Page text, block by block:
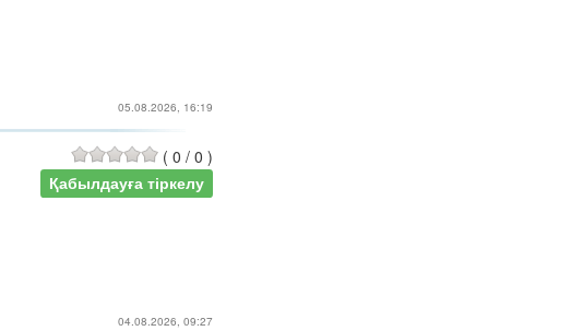
05.08.2026, 16:19
( 0 / 0 )
Қабылдауға тіркелу
04.08.2026, 09:27